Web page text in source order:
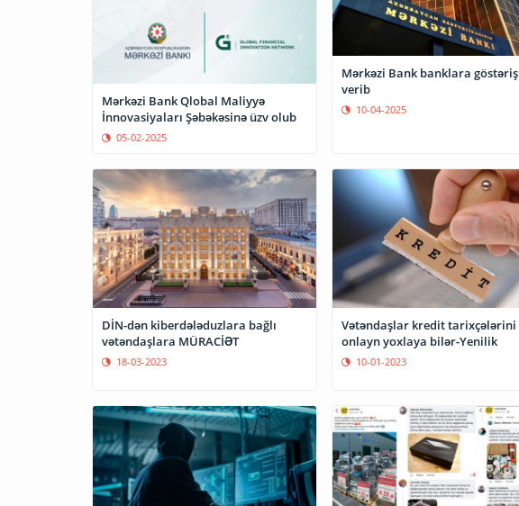
Mərkəzi Bank Qlobal Maliyyə
İnnovasiyaları Şəbəkəsinə üzv olub
05-02-2025
Mərkəzi Bank banklara göstəriş
verib
10-04-2025
DİN-dən kiberdələduzlara bağlı
vətəndaşlara MÜRACİƏT
18-03-2023
Vətəndaşlar kredit tarixçələrini
onlayn yoxlaya bilər-Yenilik
10-01-2023